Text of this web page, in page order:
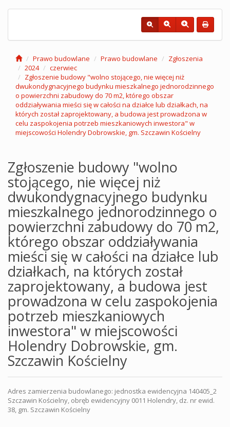
Prawo budowlane Prawo budowlane
Zgłoszenia
2024
czerwiec
Zgłoszenie budowy "wolno stojącego, nie więcej niż
dwukondygnacyjnego budynku mieszkalnego jednorodzinnego
o powierzchni zabudowy do 70 m2, którego obszar
oddziaływania mieści się w całości na działce lub działkach, na
których został zaprojektowany, a budowa jest prowadzona w
celu zaspokojenia potrzeb mieszkaniowych inwestora" w
miejscowości Holendry Dobrowskie, gm. Szczawin Kościelny
Zgłoszenie budowy "wolno
stojącego, nie więcej niż
dwukondygnacyjnego budynku
mieszkalnego jednorodzinnego o
powierzchni zabudowy do 70 m2,
którego obszar oddziaływania
mieści się w całości na działce lub
działkach, na których został
zaprojektowany, a budowa jest
prowadzona w celu zaspokojenia
potrzeb mieszkaniowych
inwestora" w miejscowości
Holendry Dobrowskie, gm.
Szczawin Kościelny
Adres zamierzenia budowlanego: jednostka ewidencyjna 140405_2
Szczawin Kościelny, obręb ewidencyjny 0011 Holendry, dz. nr ewid.
38, gm. Szczawin Kościelny